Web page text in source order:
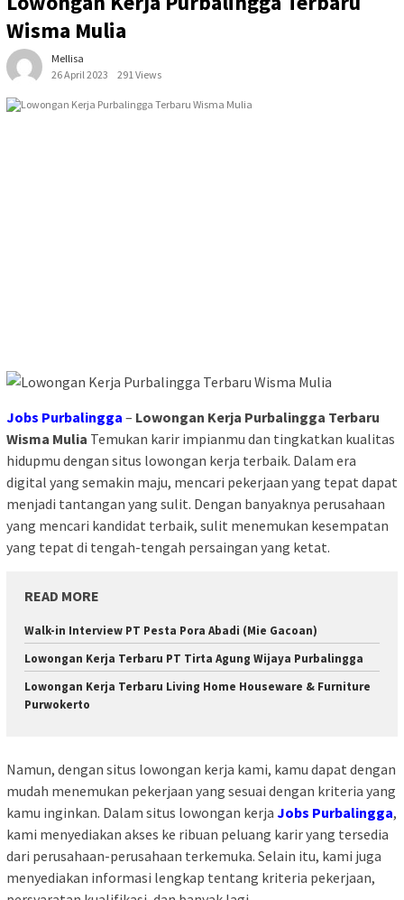
Wisma Mulia
Mellisa
26 April 2023
291 Views
Jobs Purbalingga – Lowongan Kerja Purbalingga Terbaru
Wisma Mulia Temukan karir impianmu dan tingkatkan kualitas
hidupmu dengan situs lowongan kerja terbaik. Dalam era
digital yang semakin maju, mencari pekerjaan yang tepat dapat
menjadi tantangan yang sulit. Dengan banyaknya perusahaan
yang mencari kandidat terbaik, sulit menemukan kesempatan
yang tepat di tengah-tengah persaingan yang ketat.
READ MORE
Walk-in Interview PT Pesta Pora Abadi (Mie Gacoan)
Lowongan Kerja Terbaru PT Tirta Agung Wijaya Purbalingga
Lowongan Kerja Terbaru Living Home Houseware & Furniture
Purwokerto
Namun, dengan situs lowongan kerja kami, kamu dapat dengan
mudah menemukan pekerjaan yang sesuai dengan kriteria yang
kamu inginkan. Dalam situs lowongan kerja Jobs Purbalingga,
kami menyediakan akses ke ribuan peluang karir yang tersedia
dari perusahaan-perusahaan terkemuka. Selain itu, kami juga
menyediakan informasi lengkap tentang kriteria pekerjaan,